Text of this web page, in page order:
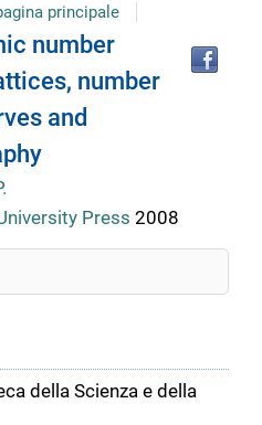
principale
number
number
and
Press 2008
della Scienza e della